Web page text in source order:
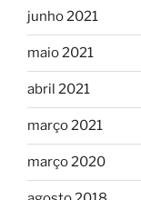
junho 2021
maio 2021
abril 2021
março 2021
março 2020